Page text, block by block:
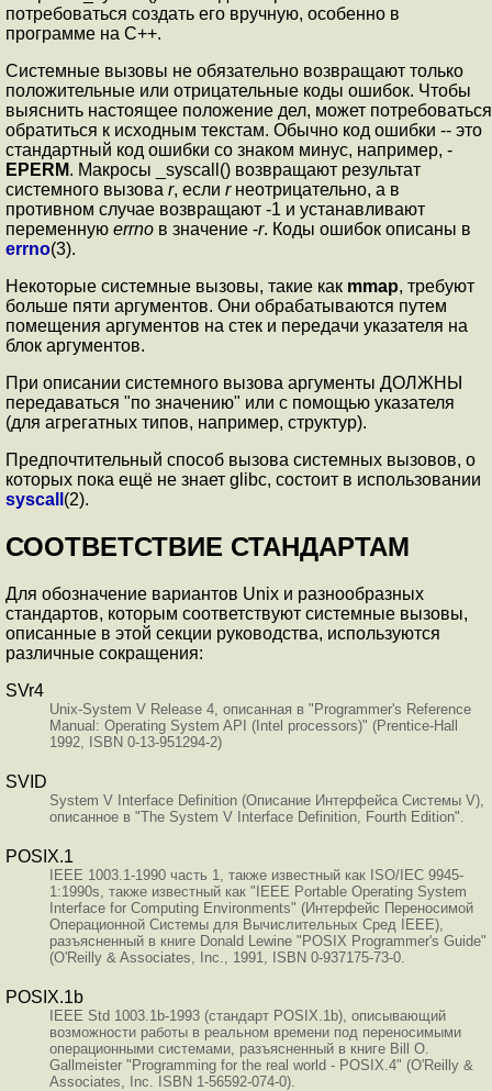
потребоваться создать его вручную, особенно в
программе на C++.
Системные вызовы не обязательно возвращают только
положительные или отрицательные коды ошибок. Чтобы
выяснить настоящее положение дел, может потребоваться
обратиться к исходным текстам. Обычно код ошибки -- это
стандартный код ошибки со знаком минус, например, -
EPERM. Макросы _syscall() возвращают результат
системного вызова r, если rнеотрицательно, а в
противном случае возвращают -1 и устанавливают
переменную errno в значение -r. Коды ошибок описаны в
errno(3).
Некоторые системные вызовы, такие как mmap, требуют
больше пяти аргументов. Они обрабатываются путем
помещения аргументов на стек и передачи указателя на
блок аргументов.
При описании системного вызова аргументы ДОЛЖНЫ
передаваться "по значению" или с помощью указателя
(для агрегатных типов, например, структур).
Предпочтительный способ вызова системных вызовов, о
которых пока ещё не знает glibc, состоит в использовании
syscall (2).
СООТВЕТСТВИЕ СТАНДАРТАМ
Для обозначение вариантов Unix и разнообразных
стандартов, которым соответствуют системные вызовы,
описанные в этой секции руководства, используются
различные сокращения:
SVr4
Unix-System V Release 4, описанная в "Programmer's Reference
Manual: Operating System API (Intel processors)" (Prentice-Hall
1992, ISBN 0-13-951294-2)
SVID
System V Interface Definition (Описание Интерфейса Системы V),
описанное в "The System V Interface Definition, Fourth Edition".
POSIX.1
IEEE 1003.1-1990 часть 1, также известный как ISO/IEC 9945-
1:1990s, также известный как "IEEE Portable Operating System
Interface for Computing Environments" (Интерфейс Переносимой
Операционной Системы для Вычислительных Сред IEEE),
разъясненный в книге Donald Lewine "POSIX Programmer's Guide"
(O'Reilly & Associates, Inc., 1991, ISBN 0-937175-73-0.
POSIX.1b
IEEE Std 1003.1b-1993 (стандарт POSIX.1b), описывающий
возможности работы в реальном времени под переносимыми
операционными системами, разъясненный в книге Bill O.
Gallmeister "Programming for the real world - POSIX.4" (O'Reilly &
Associates, Inc. ISBN 1-56592-074-0).